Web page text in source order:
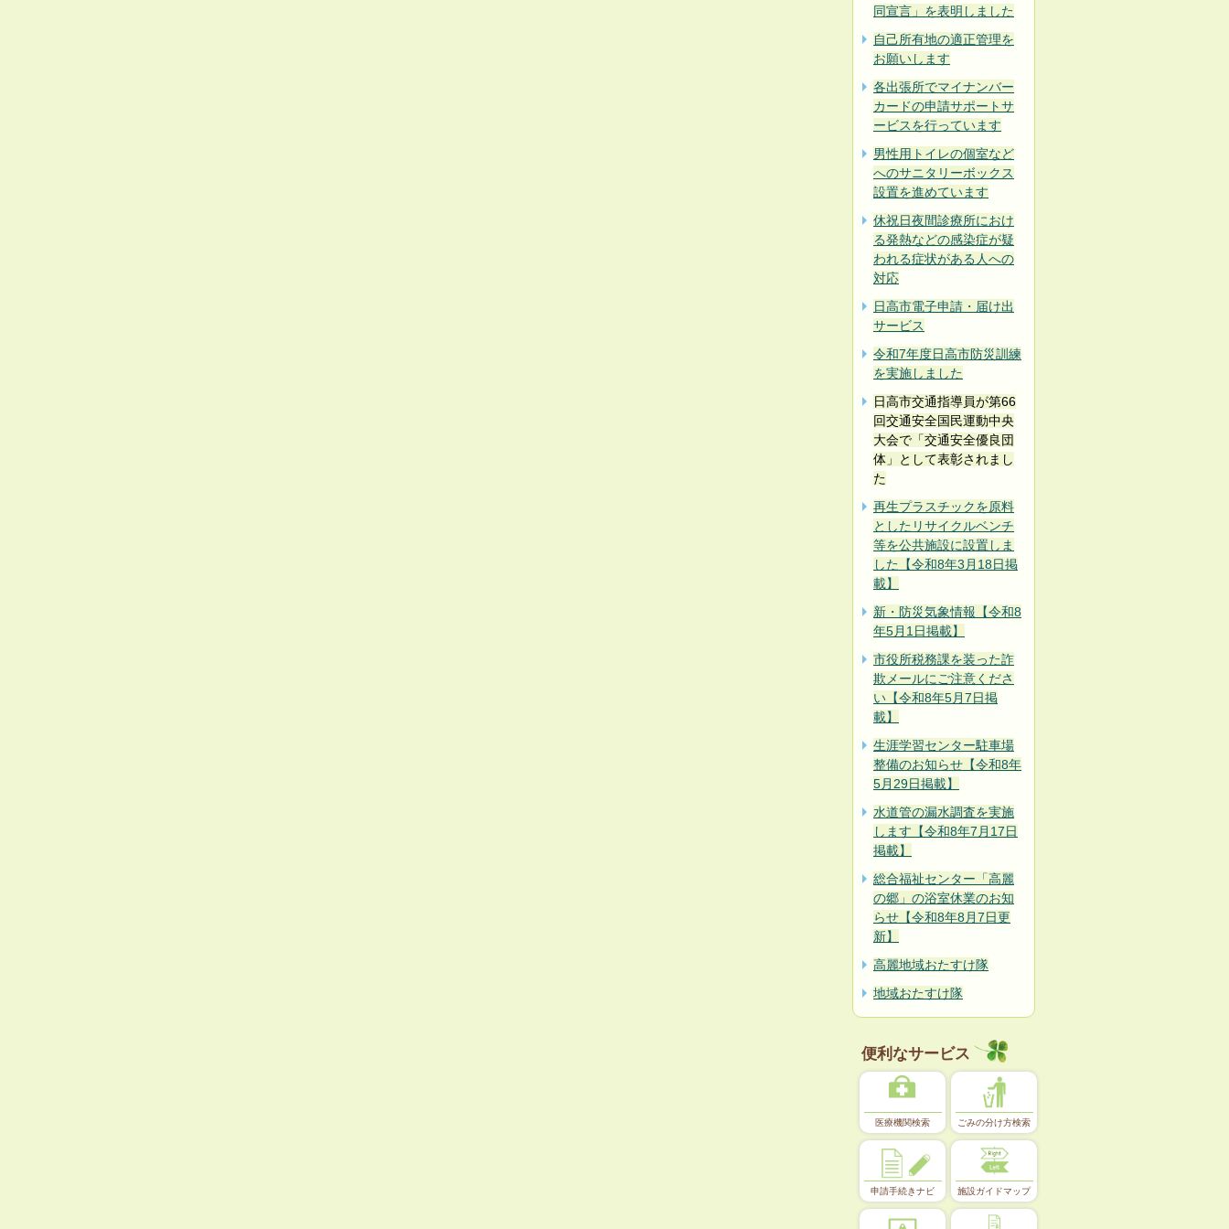
同宣言」を表明しました
自己所有地の適正管理を
お願いします
各出張所でマイナンバー
カードの申請サポートサ
ービスを行っています
男性用トイレの個室など
へのサニタリーボックス
設置を進めています
休祝日夜間診療所におけ
る発熱などの感染症が疑
われる症状がある人への
対応
日高市電子申請・届け出
サービス
令和7年度日高市防災訓練
を実施しました
日高市交通指導員が第66
回交通安全国民運動中央
大会で「交通安全優良団
体」として表彰されまし
た
再生プラスチックを原料
としたリサイクルベンチ
等を公共施設に設置しま
した【令和8年3月18日掲
載】
新・防災気象情報【令和8
年5月1日掲載】
市役所税務課を装った詐
欺メールにご注意くださ
い【令和8年5月7日掲
載】
生涯学習センター駐車場
整備のお知らせ【令和8年
5月29日掲載】
水道管の漏水調査を実施
します【令和8年7月17日
掲載】
総合福祉センター「高麗
の郷」の浴室休業のお知
らせ【令和8年8月7日更
新】
高麗地域おたすけ隊
地域おたすけ隊
便利なサービス
医療機関検索 ごみの分け方検索
申請手続きナビ 施設ガイドマップ